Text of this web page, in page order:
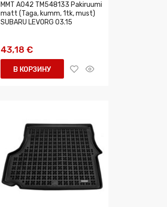
MMT A042 TM548133 Pakiruumi
matt (Taga, kumm, 1tk, must)
SUBARU LEVORG 03.15
43,18 €
В КОРЗИНУ